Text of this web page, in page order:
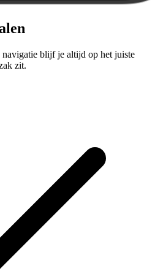
navigatie blijf je altijd op het juiste
zit.